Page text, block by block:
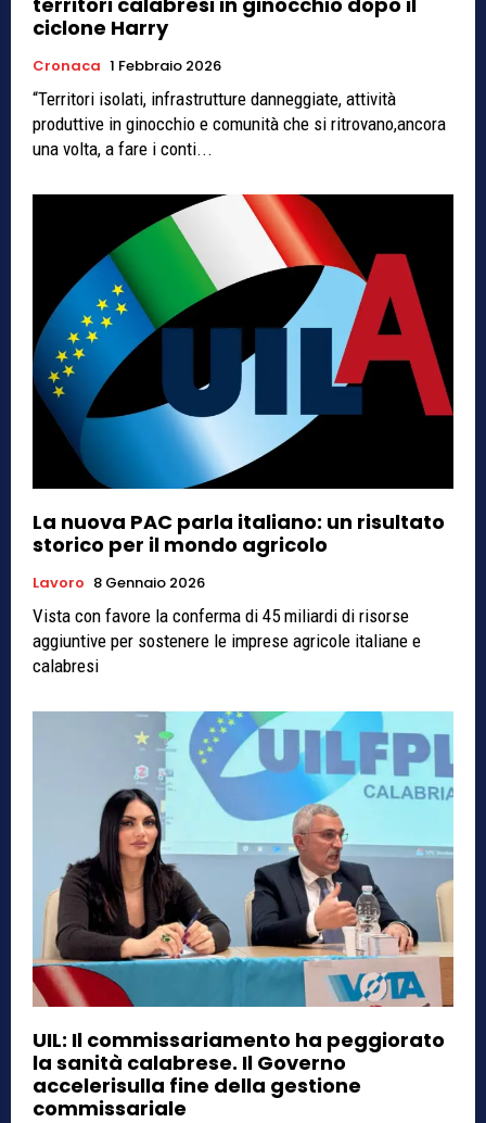
ciclone Harry
Cronaca 1 Febbraio 2026
“Territori isolati, infrastrutture danneggiate, attività
produttive in ginocchio e comunità che si ritrovano,ancora
una volta, a fare i conti...
La nuova PAC parla italiano: un risultato
storico per il mondo agricolo
Lavoro 8 Gennaio 2026
Vista con favore la conferma di 45 miliardi di risorse
aggiuntive per sostenere le imprese agricole italiane e
calabresi
UIL: Il commissariamento ha peggiorato
la sanità calabrese. Il Governo
accelerisulla fine della gestione
commissariale